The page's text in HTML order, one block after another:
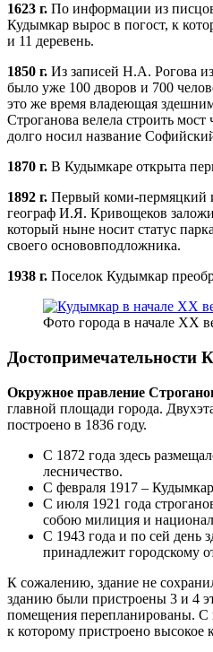
1623 г. По информации из
Кудымкар вырос в погост, к
и 11 деревень.
1850 г. Из записей Н.А. Рогова
было уже 100 дворов и 700
это же время владеющая
Строганова велела строить мост
долго носил название
1870 г. В Кудымкаре открыта
1892 г. Первый коми-пермяцкий
географ И.Я. Кривощеков
который ныне носит статус
своего основовподложника.
1938 г. Поселок Кудымкар
Фото города в начале XX
Достопримечательности
Окружное правление
главной площади города.
построено в 1836 году.
С 1872 года здесь
лесничество.
С февраля 1917 –
С июля 1921 года
собою милиция и
С 1943 года и по сей день
принадлежит городскому
К сожалению, здание не
зданию были пристроены 3 и 4
помещения перепланированы.
к которому пристроено высокое